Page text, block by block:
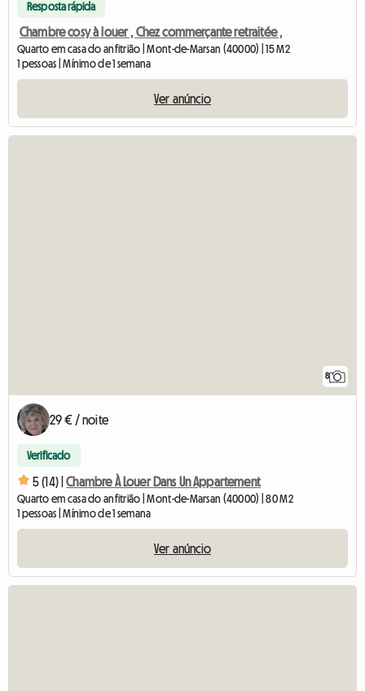
Resposta rápida
Chambre cosy à louer , Chez commerçante retraitée ,
Quarto em casa do anfitrião | Mont-de-Marsan (40000) | 15 M2
1 pessoas | Mínimo de 1 semana
Ver anúncio
8
29 € / noite
Verificado
5 (14) | Chambre À Louer Dans Un Appartement
Quarto em casa do anfitrião | Mont-de-Marsan (40000) | 80 M2
1 pessoas | Mínimo de 1 semana
Ver anúncio